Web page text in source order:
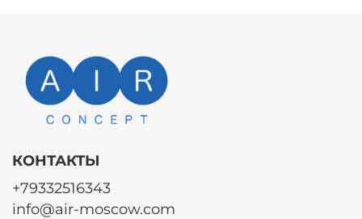
КОНТАКТЫ
+79332516343
info@air-moscow.com